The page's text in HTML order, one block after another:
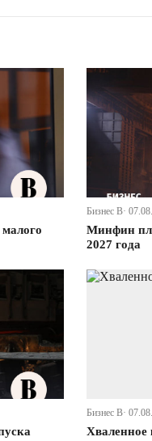
Бизнес В·
Минфин
2027 года
Бизнес В·
Хваленное